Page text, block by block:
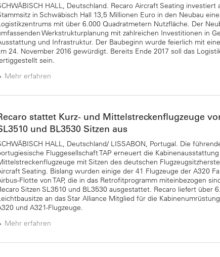
HALL, Deutschland. Recaro Aircraft Seating investiert
in Schwäbisch Hall 13,5 Millionen Euro in den Neubau
mit über 6.000 Quadratmetern Nutzfläche. Der
Werkstrukturplanung mit zahlreichen Investitionen in
und Infrastruktur. Der Baubeginn wurde feierlich mit
24. November 2016 gewürdigt. Bereits Ende 2017 soll das
sein.
Mehr erfahren
stattet Kurz- und Mittelstreckenflugzeuge
und BL3530 Sitzen aus
HALL, Deutschland/ LISSABON, Portugal. Die
Fluggesellschaft TAP erneuert die
mit Sitzen des deutschen
Seating. Bislang wurden einige der 41 Flugzeuge der A320
Flotte von TAP, die in das Retrofitprogramm miteinbezogen
Sitzen SL3510 und BL3530 ausgestattet. Recaro liefert über
an das Star Alliance Mitglied für die
und A321-Flugzeuge.
Mehr erfahren